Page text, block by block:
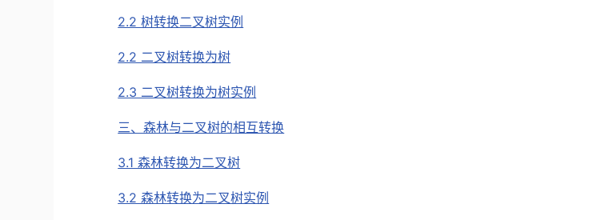
2.2 树转换二叉树实例
2.2 二叉树转换为树
2.3 二叉树转换为树实例
三、森林与二叉树的相互转换
3.1 森林转换为二叉树
3.2 森林转换为二叉树实例